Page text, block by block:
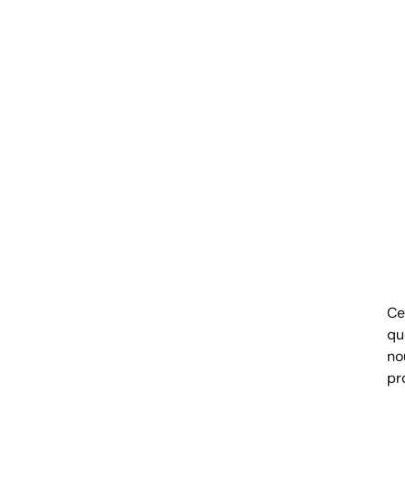
Ce